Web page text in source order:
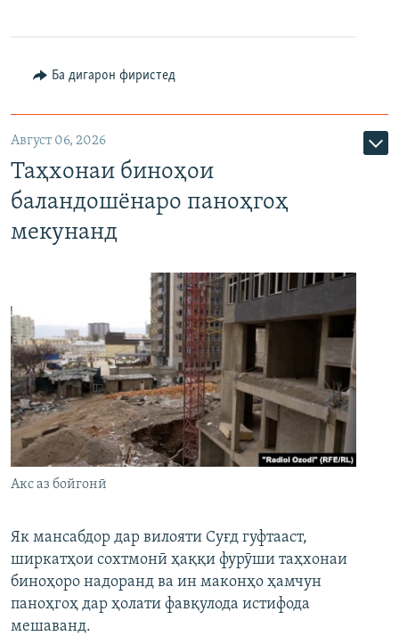
Ба дигарон фиристед
Август 06, 2026
Таҳхонаи биноҳои
баландошёнаро паноҳгоҳ
мекунанд
Акс аз бойгонӣ
Як мансабдор дар вилояти Суғд гуфтааст,
ширкатҳои сохтмонӣ ҳаққи фурӯши таҳхонаи
биноҳоро надоранд ва ин маконҳо ҳамчун
паноҳгоҳ дар ҳолати фавқулода истифода
мешаванд.